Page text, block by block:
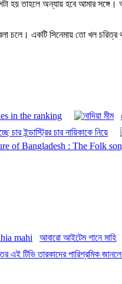
হয় তাহলে অন্যায় হবে আমার সঙ্গে।
চলে। একটি সিনেমায় তো খল
in the ranking
চার ইন্ডাস্ট্রির চার নায়িকাকে নিয়ে
of Bangladesh : The Folk
আবারো আইটেম গানে মাহি
এই টিভি তারকাদের পারিশ্রমিক